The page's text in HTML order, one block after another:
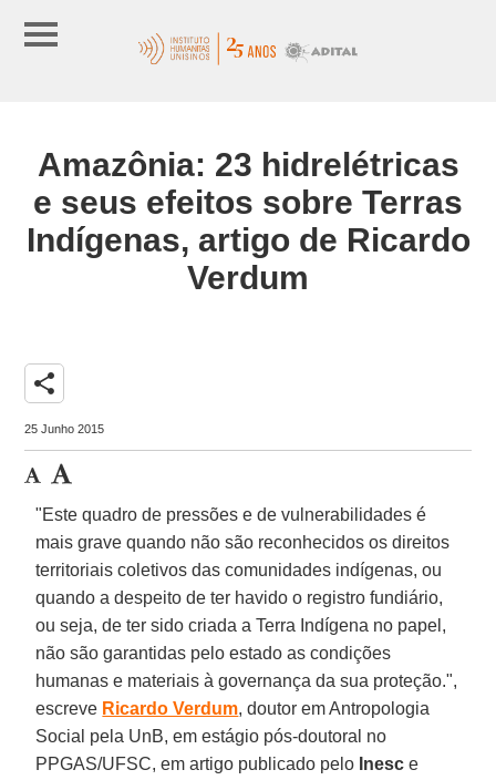
Amazônia: 23 hidrelétricas
e seus efeitos sobre Terras
Indígenas, artigo de Ricardo
Verdum
share
25 Junho 2015
"Este quadro de pressões e de vulnerabilidades é
mais grave quando não são reconhecidos os direitos
territoriais coletivos das comunidades indígenas, ou
quando a despeito de ter havido o registro fundiário,
ou seja, de ter sido criada a Terra Indígena no papel,
não são garantidas pelo estado as condições
humanas e materiais à governança da sua proteção.",
escreve Ricardo Verdum, doutor em Antropologia
Social pela UnB, em estágio pós-doutoral no
PPGAS/UFSC, em artigo publicado pelo Inesc e